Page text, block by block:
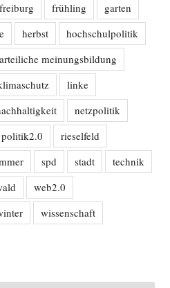
freiburg frühling
garten
herbst
hochschulpolitik
meinungsbildung
linke
netzpolitik
politik2.0
rieselfeld
spd stadt
technik
web2.0
wissenschaft